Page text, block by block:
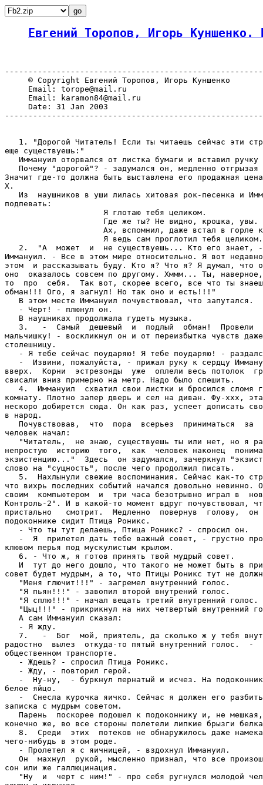
Евгений Торопов, Игорь Куншенко.